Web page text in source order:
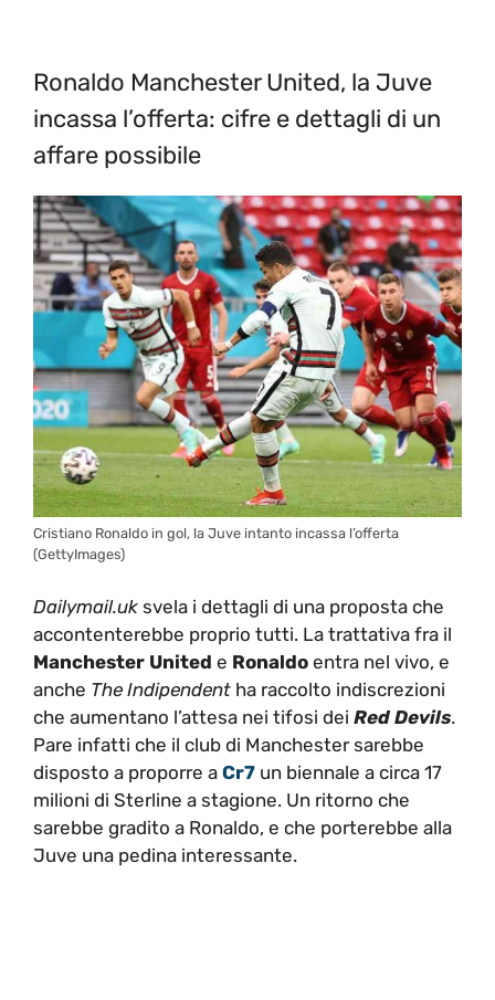
Ronaldo Manchester United, la Juve
incassa l’offerta: cifre e dettagli di un
affare possibile
Cristiano Ronaldo in gol, la Juve intanto incassa l’offerta
(GettyImages)
Dailymail.uk svela i dettagli di una proposta che
accontenterebbe proprio tutti. La trattativa fra il
Manchester United e Ronaldo entra nel vivo, e
anche The Indipendent ha raccolto indiscrezioni
che aumentano l’attesa nei tifosi dei Red Devils.
Pare infatti che il club di Manchester sarebbe
disposto a proporre a Cr7 un biennale a circa 17
milioni di Sterline a stagione. Un ritorno che
sarebbe gradito a Ronaldo, e che porterebbe alla
Juve una pedina interessante.